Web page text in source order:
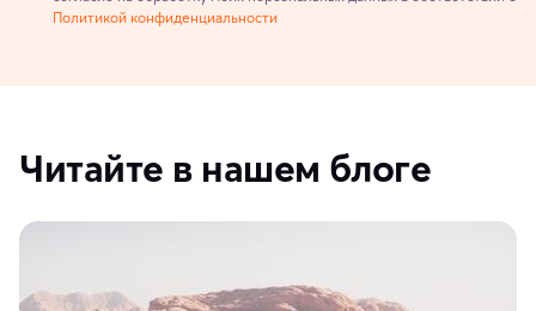
Политикой конфиденциальности
Читайте в нашем блоге